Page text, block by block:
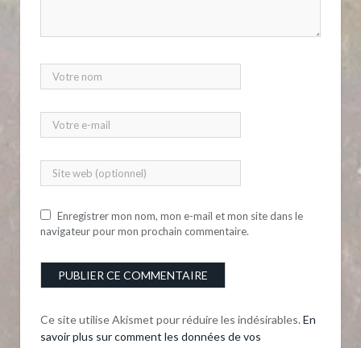
Enregistrer mon nom, mon e-mail et mon site dans le
navigateur pour mon prochain commentaire.
Ce site utilise Akismet pour réduire les indésirables. En
savoir plus sur comment les données de vos